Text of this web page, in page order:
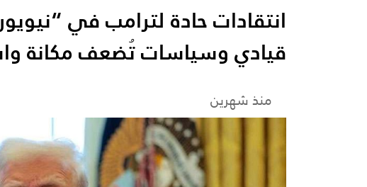
انتقادات حادة لترامب في
قيادي وسياسات تُضعف مكانة
منذ شهرين